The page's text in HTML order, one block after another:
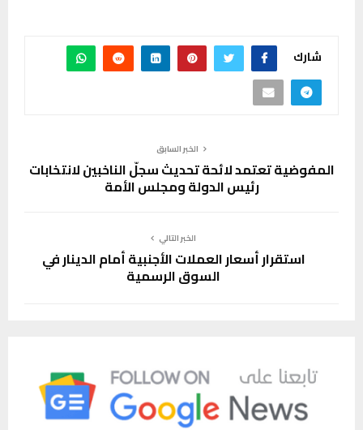
شارك
الخبر السابق
المفوضية تعتمد لائحة تحديث سجلّ الناخبين لانتخابات
رئيس الدولة ومجلس الأمة
الخبر التالي
استقرار أسعار العملات الأجنبية أمام الدينار في
السوق الرسمية